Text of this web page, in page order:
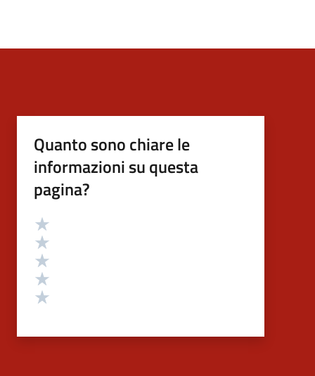
Quanto sono chiare le
informazioni su questa
pagina?
Valutazione